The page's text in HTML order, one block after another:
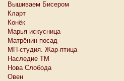
Вышиваем Бисером
Кларт
Конёк
Марья искусница
Матрёнин посад
МП-студия. Жар-птица
Наследие ТМ
Нова Слобода
Овен